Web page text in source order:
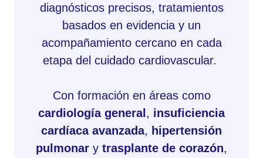
diagnósticos precisos, tratamientos
basados en evidencia y un
acompañamiento cercano en cada
etapa del cuidado cardiovascular.
Con formación en áreas como
cardiología general , insuficiencia
cardíaca avanzada, hipertensión
pulmonar y trasplante de corazón,